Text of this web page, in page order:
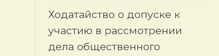
Ходатайство о допуске к
участию в рассмотрении
дела общественного